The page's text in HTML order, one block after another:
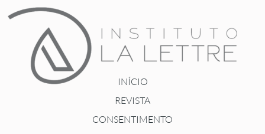
INÍCIO
REVISTA
CONSENTIMENTO